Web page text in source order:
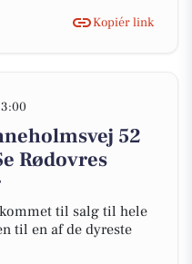
Kopiér link
52
Rødovres
til salg til hele
til en af de dyreste